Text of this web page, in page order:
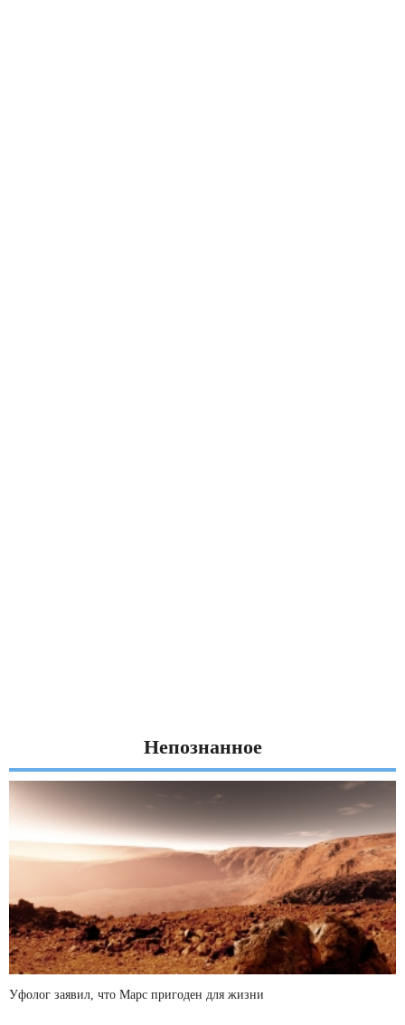
Непознанное
Уфолог заявил, что Марс пригоден для жизни